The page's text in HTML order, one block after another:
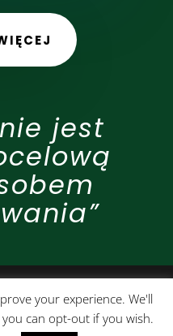
jest
Kontakt
your experience. We'll
can opt-out if you wish.